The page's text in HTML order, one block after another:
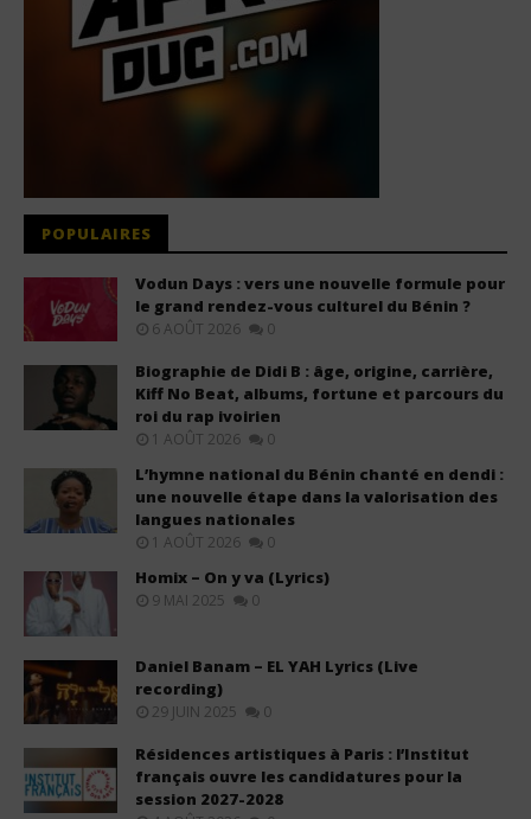
POPULAIRES
Vodun Days : vers une nouvelle formule pour
le grand rendez-vous culturel du Bénin ?
6 AOÛT 2026 0
Biographie de Didi B : âge, origine, carrière,
Kiff No Beat, albums, fortune et parcours du
roi du rap ivoirien
1 AOÛT 2026 0
L’hymne national du Bénin chanté en dendi :
une nouvelle étape dans la valorisation des
langues nationales
1 AOÛT 2026 0
Homix – On y va (Lyrics)
9 MAI 2025 0
Daniel Banam – EL YAH Lyrics (Live
recording)
29 JUIN 2025 0
Résidences artistiques à Paris : l’Institut
français ouvre les candidatures pour la
session 2027-2028